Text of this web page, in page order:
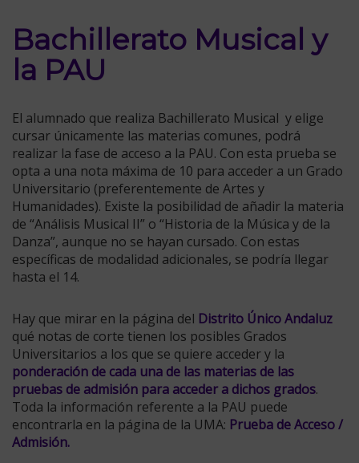
Bachillerato Musical y
la PAU
El alumnado que realiza Bachillerato Musical y elige
cursar únicamente las materias comunes, podrá
realizar la fase de acceso a la PAU. Con esta prueba se
opta a una nota máxima de 10 para acceder a un Grado
Universitario (preferentemente de Artes y
Humanidades). Existe la posibilidad de añadir la materia
de “Análisis Musical II” o “Historia de la Música y de la
Danza”, aunque no se hayan cursado. Con estas
específicas de modalidad adicionales, se podría llegar
hasta el 14.
Hay que mirar en la página del Distrito Único Andaluz
qué notas de corte tienen los posibles Grados
Universitarios a los que se quiere acceder y la
ponderación de cada una de las materias de las
pruebas de admisión para acceder a dichos grados.
Toda la información referente a la PAU puede
encontrarla en la página de la UMA: Prueba de Acceso /
Admisión.